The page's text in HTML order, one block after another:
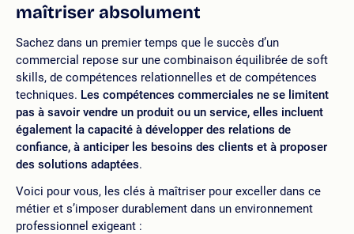
maîtriser absolument
Sachez dans un premier temps que le succès d’un
commercial repose sur une combinaison équilibrée de soft
skills, de compétences relationnelles et de compétences
techniques. Les compétences commerciales ne se limitent
pas à savoir vendre un produit ou un service, elles incluent
également la capacité à développer des relations de
confiance, à anticiper les besoins des clients et à proposer
des solutions adaptées.
Voici pour vous, les clés à maîtriser pour exceller dans ce
métier et s’imposer durablement dans un environnement
professionnel exigeant :